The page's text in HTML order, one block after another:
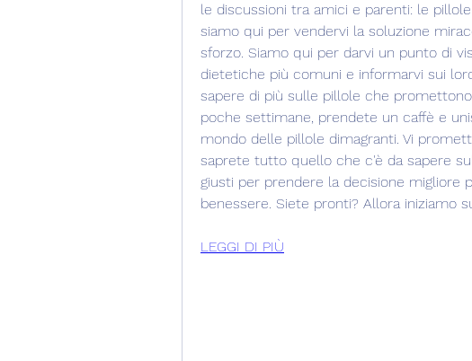
le discussioni tra amici e parenti: le
siamo qui per vendervi la soluzione
sforzo. Siamo qui per darvi un punto di
dietetiche più comuni e informarvi sui
sapere di più sulle pillole che
poche settimane, prendete un caffè e
mondo delle pillole dimagranti. Vi
saprete tutto quello che c'è da sapere
giusti per prendere la decisione migliore
benessere. Siete pronti? Allora iniziamo
LEGGI DI PIÙ